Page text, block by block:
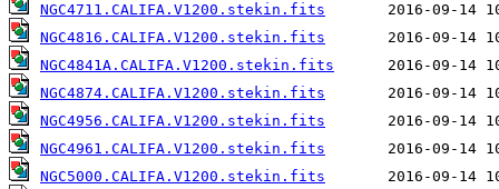
NGC4711.CALIFA.V1200.stekin.fits
NGC4816.CALIFA.V1200.stekin.fits
NGC4841A.CALIFA.V1200.stekin.fits
NGC4874.CALIFA.V1200.stekin.fits
NGC4956.CALIFA.V1200.stekin.fits
NGC4961.CALIFA.V1200.stekin.fits
NGC5000.CALIFA.V1200.stekin.fits